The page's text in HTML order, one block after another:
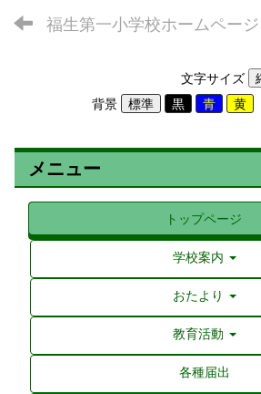
福生第一小学校ホームページ
文字サイズ
背景
メニュー
トップページ
学校案内
おたより
教育活動
各種届出